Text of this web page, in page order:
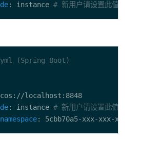
: instance # 新用户请设置此值，
(Spring Boot)
: instance # 新用户请设置此值，